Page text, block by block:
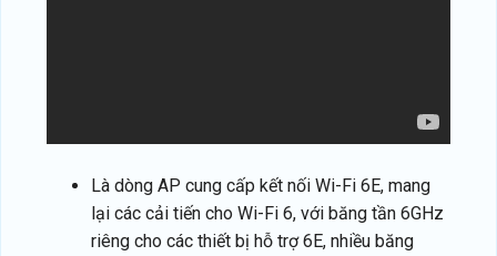
Là dòng AP cung cấp kết nối Wi-Fi 6E, mang
lại các cải tiến cho Wi-Fi 6, với băng tần 6GHz
riêng cho các thiết bị hỗ trợ 6E, nhiều băng